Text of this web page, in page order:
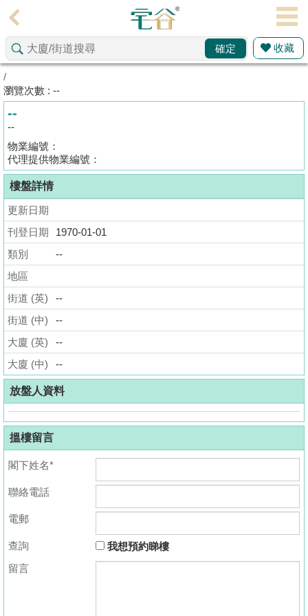
理
主
搵
成
交
業
主
放
盤
宅
谷
按
揭
地
產
博
客
地
產
聞
數
據
佈
確定 收藏
/
瀏覽次數 : --
--
--
物業編號：
代理提供物業編號：
樓盤詳情
更新日期
刊登日期
1970-01-01
類別
--
地區
街道 (英)
--
街道 (中)
--
大廈 (英)
--
大廈 (中)
--
放盤人資料
搵樓留言
閣下姓名*
聯絡電話
電郵
查詢
我想預約睇樓
留言